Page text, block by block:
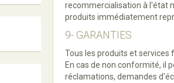
recommercialisation à l'état
produits immédiatement
9- GARANTIES
Tous les produits et services
En cas de non conformité, il
réclamations, demandes